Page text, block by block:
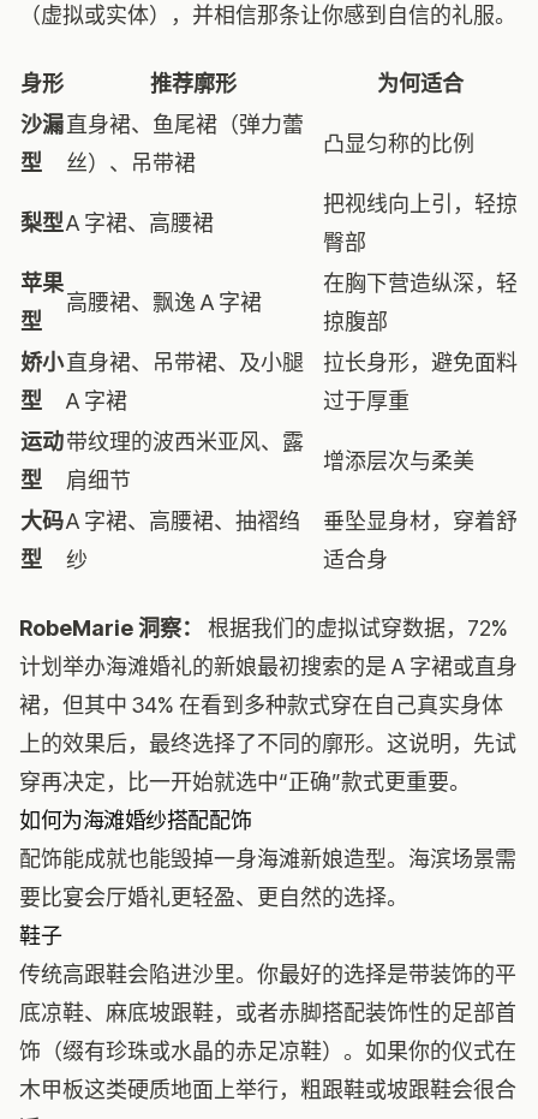
（虚拟或实体），并相信那条让你感到自信的礼服。
身形 推荐廓形
为何适合
沙漏
型
直身裙、鱼尾裙（弹力蕾
丝）、吊带裙
凸显匀称的比例
梨型A 字裙、高腰裙
把视线向上引，轻掠
臀部
苹果
型
高腰裙、飘逸 A 字裙
在胸下营造纵深，轻
掠腹部
娇小
型
直身裙、吊带裙、及小腿
A 字裙
拉长身形，避免面料
过于厚重
运动
型
带纹理的波西米亚风、露
肩细节
增添层次与柔美
大码
型
A 字裙、高腰裙、抽褶绉
纱
垂坠显身材，穿着舒
适合身
RobeMarie 洞察：
根据我们的虚拟试穿数据，72%
计划举办海滩婚礼的新娘最初搜索的是 A 字裙或直身
裙，但其中 34% 在看到多种款式穿在自己真实身体
上的效果后，最终选择了不同的廓形。这说明，先试
穿再决定，比一开始就选中“正确”款式更重要。
如何为海滩婚纱搭配配饰
配饰能成就也能毁掉一身海滩新娘造型。海滨场景需
要比宴会厅婚礼更轻盈、更自然的选择。
鞋子
传统高跟鞋会陷进沙里。你最好的选择是带装饰的平
底凉鞋、麻底坡跟鞋，或者赤脚搭配装饰性的足部首
饰（缀有珍珠或水晶的赤足凉鞋）。如果你的仪式在
木甲板这类硬质地面上举行，粗跟鞋或坡跟鞋会很合